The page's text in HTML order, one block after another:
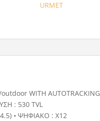
URMET
WITH AUTOTRACKING
: 530 TVL
• ΨΗΦΙΑΚΟ : X12